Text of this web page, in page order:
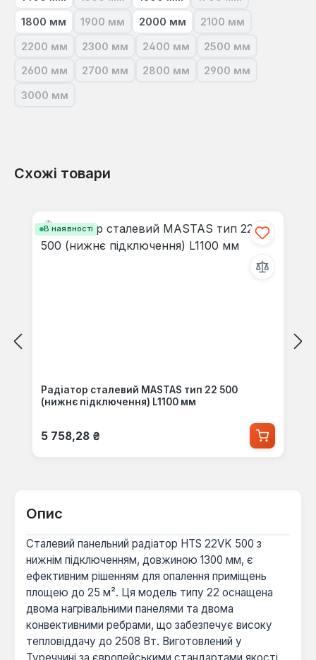
1800 мм 1900 мм(Ця опція наразі недоступна.)
2000 мм 2100 мм(Ця опція наразі
2200 мм(Ця опція наразі недоступна.)
2300 мм(Ця опція наразі недоступна.)
2400 мм(Ця опція наразі недоступна.)
2500 мм(Ця опція наразі
2600 мм(Ця опція наразі недоступна.)
2700 мм(Ця опція наразі недоступна.)
2800 мм(Ця опція наразі недоступна.)
2900 мм(Ця опція наразі
3000 мм(Ця опція наразі недоступна.)
Схожі товари
В наявності
Радіатор сталевий MASTAS тип 22 500
(нижнє підключення) L1100 мм
Звичайна ціна:
5 758,28 ₴
Опис
Сталевий панельний радіатор HTS 22VK 500 з
нижнім підключенням, довжиною 1300 мм, є
ефективним рішенням для опалення приміщень
площею до 25 м². Ця модель типу 22 оснащена
двома нагрівальними панелями та двома
конвективними ребрами, що забезпечує високу
тепловіддачу до 2508 Вт. Виготовлений у